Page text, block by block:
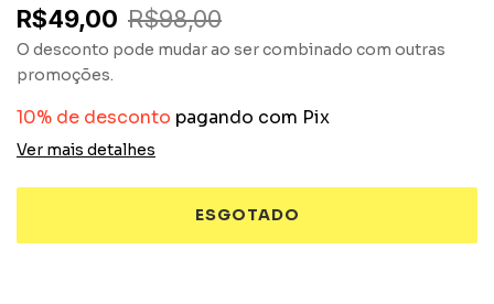
R$49,00 R$98,00
O desconto pode mudar ao ser combinado com outras
promoções.
10% de desconto pagando com Pix
Ver mais detalhes